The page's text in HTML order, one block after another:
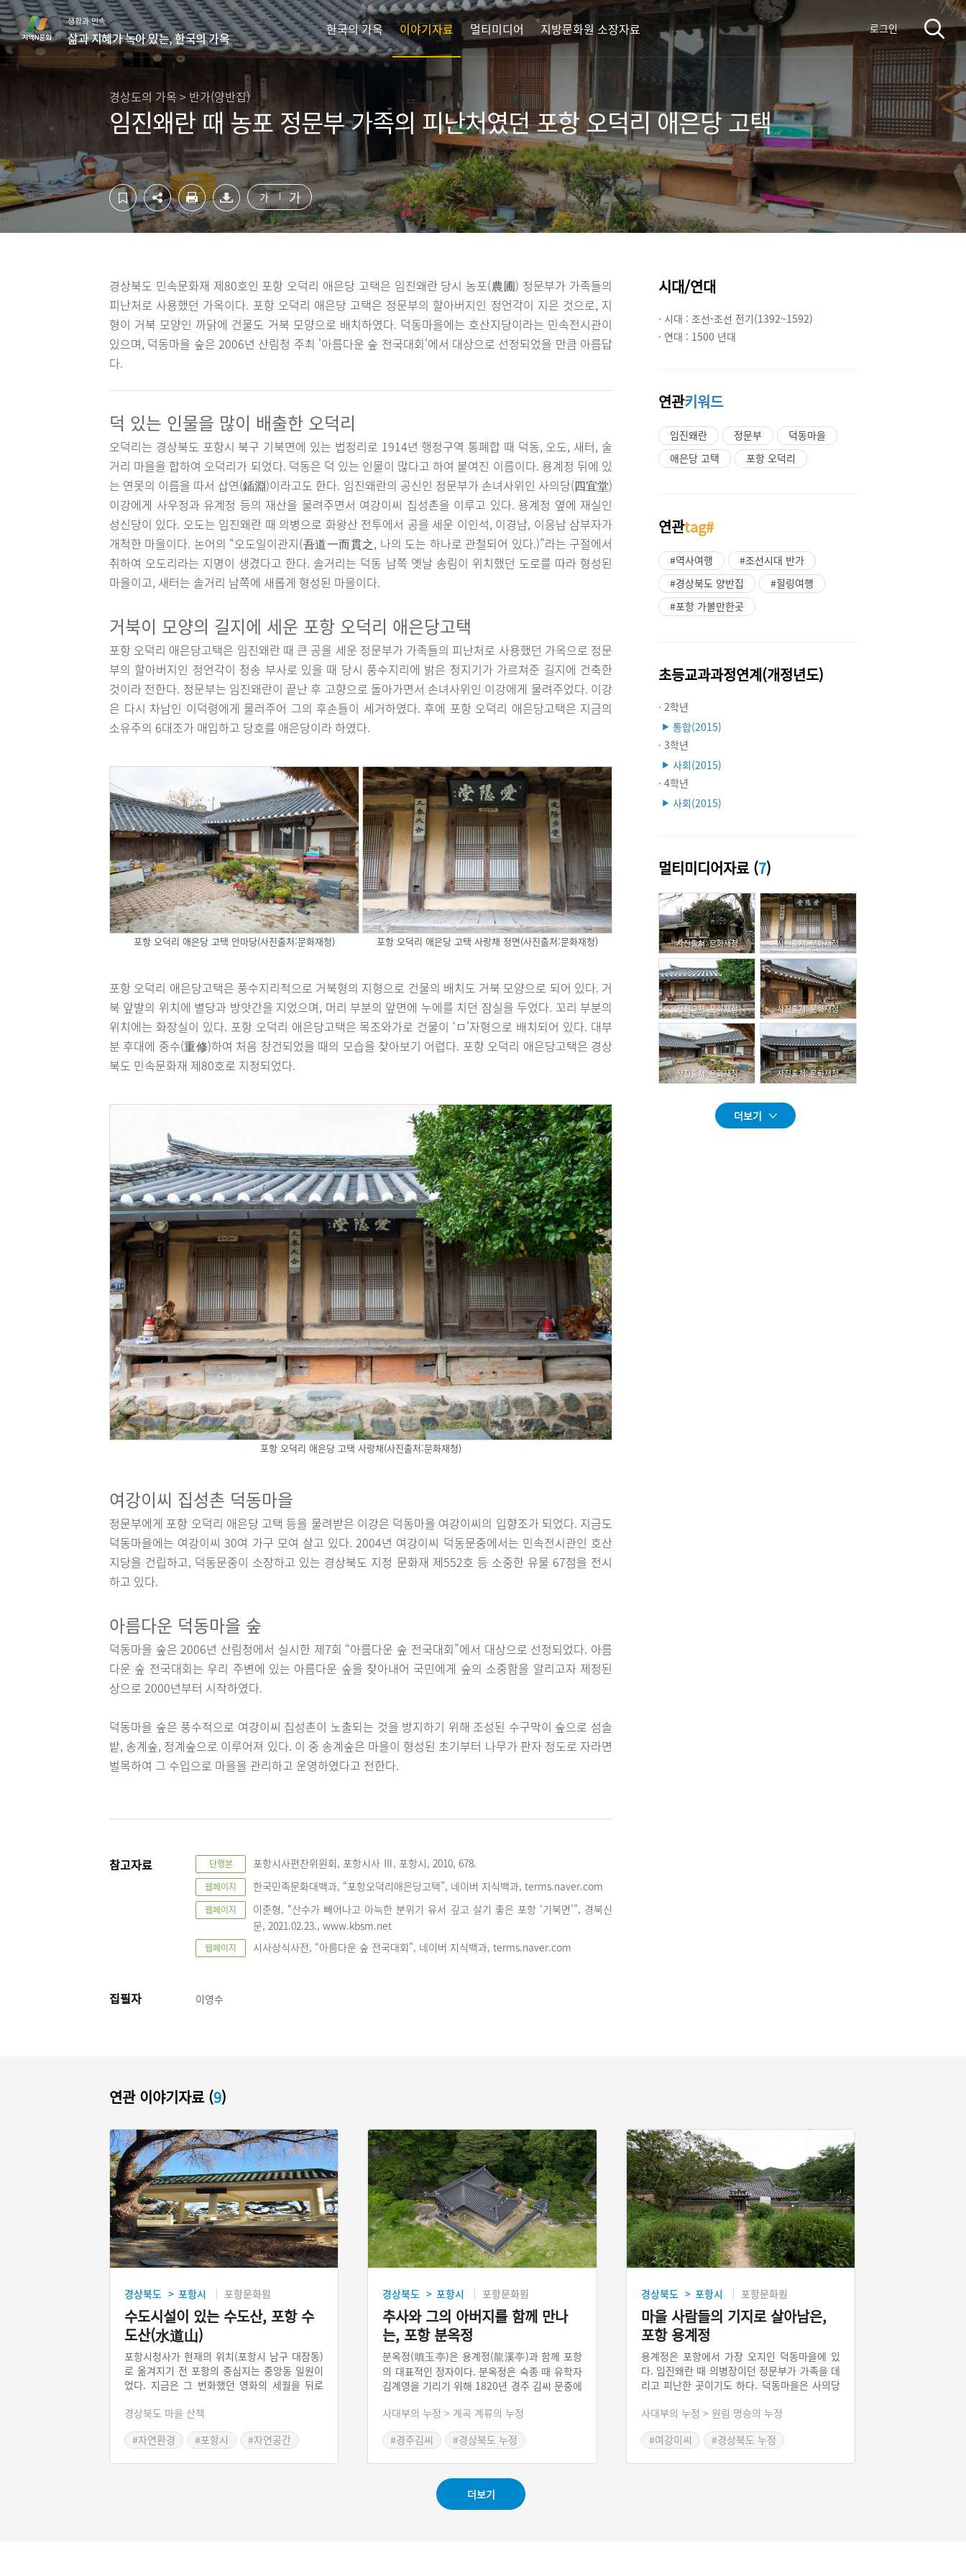
컨
텐
츠
영
가
하
단
영
역
기
생활과 민속
삶과 지혜가 녹아 있는, 한국의 가옥
한국의 가옥 이야기자료 멀티미디어 지방문화원 소장자료 로그인
경상도의 가옥 > 반가(양반집)
임진왜란 때 농포 정문부 가족의 피난처였던 포항 오덕리 애은당 고택
가 가
경상북도 민속문화재 제80호인 포항 오덕리 애은당 고택은 임진왜란 당시 농포(農圃) 정문부가 가족들의
피난처로 사용했던 가옥이다. 포항 오덕리 애은당 고택은 정문부의 할아버지인 정언각이 지은 것으로, 지
형이 거북 모양인 까닭에 건물도 거북 모양으로 배치하였다. 덕동마을에는 호산지당이라는 민속전시관이
있으며, 덕동마을 숲은 2006년 산림청 주최 '아름다운 숲 전국대회'에서 대상으로 선정되었을 만큼 아름답
다.
덕 있는 인물을 많이 배출한 오덕리
오덕리는 경상북도 포항시 북구 기북면에 있는 법정리로 1914년 행정구역 통폐합 때 덕동, 오도, 새터, 술
거리 마을을 합하여 오덕리가 되었다. 덕동은 덕 있는 인물이 많다고 하여 붙여진 이름이다. 용계정 뒤에 있
는 연못의 이름을 따서 삽연(鍤淵)이라고도 한다. 임진왜란의 공신인 정문부가 손녀사위인 사의당(四宜堂)
이강에게 사우정과 유계정 등의 재산을 물려주면서 여강이씨 집성촌을 이루고 있다. 용계정 옆에 재실인
성신당이 있다. 오도는 임진왜란 때 의병으로 화왕산 전투에서 공을 세운 이인석, 이경남, 이응남 삼부자가
개척한 마을이다. 논어의 “오도일이관지(吾道一而貫之, 나의 도는 하나로 관철되어 있다.)”라는 구절에서
취하여 오도리라는 지명이 생겼다고 한다. 솔거리는 덕동 남쪽 옛날 송림이 위치했던 도로를 따라 형성된
마을이고, 새터는 솔거리 남쪽에 새롭게 형성된 마을이다.
거북이 모양의 길지에 세운 포항 오덕리 애은당고택
포항 오덕리 애은당고택은 임진왜란 때 큰 공을 세운 정문부가 가족들의 피난처로 사용했던 가옥으로 정문
부의 할아버지인 정언각이 청송 부사로 있을 때 당시 풍수지리에 밝은 청지기가 가르쳐준 길지에 건축한
것이라 전한다. 정문부는 임진왜란이 끝난 후 고향으로 돌아가면서 손녀사위인 이강에게 물려주었다. 이강
은 다시 차남인 이덕령에게 물러주어 그의 후손들이 세거하였다. 후에 포항 오덕리 애은당고택은 지금의
소유주의 6대조가 매입하고 당호를 애은당이라 하였다.
포항 오덕리 애은당 고택 안마당(사진출처:문화재청) 포항 오덕리 애은당 고택 사랑채 정면(사진출처:문화재청)
포항 오덕리 애은당고택은 풍수지리적으로 거북형의 지형으로 건물의 배치도 거북 모양으로 되어 있다. 거
북 앞발의 위치에 별당과 방앗간을 지었으며, 머리 부분의 앞면에 누에를 치던 잠실을 두었다. 꼬리 부분의
위치에는 화장실이 있다. 포항 오덕리 애은당고택은 목조와가로 건물이 ‘ㅁ’자형으로 배치되어 있다. 대부
분 후대에 중수(重修)하여 처음 창건되었을 때의 모습을 찾아보기 어렵다. 포항 오덕리 애은당고택은 경상
북도 민속문화재 제80호로 지정되었다.
포항 오덕리 애은당 고택 사랑채(사진출처:문화재청)
여강이씨 집성촌 덕동마을
정문부에게 포항 오덕리 애은당 고택 등을 물려받은 이강은 덕동마을 여강이씨의 입향조가 되었다. 지금도
덕동마을에는 여강이씨 30여 가구 모여 살고 있다. 2004년 여강이씨 덕동문중에서는 민속전시관인 호산
지당을 건립하고, 덕동문중이 소장하고 있는 경상북도 지정 문화재 제552호 등 소중한 유물 67점을 전시
하고 있다.
아름다운 덕동마을 숲
덕동마을 숲은 2006년 산림청에서 실시한 제7회 “아름다운 숲 전국대회”에서 대상으로 선정되었다. 아름
다운 숲 전국대회는 우리 주변에 있는 아름다운 숲을 찾아내어 국민에게 숲의 소중함을 알리고자 제정된
상으로 2000년부터 시작하였다.
덕동마을 숲은 풍수적으로 여강이씨 집성촌이 노출되는 것을 방지하기 위해 조성된 수구막이 숲으로 섬솔
밭, 송계숲, 정계숲으로 이루어져 있다. 이 중 송계숲은 마을이 형성된 초기부터 나무가 판자 정도로 자라면
벌목하여 그 수입으로 마을을 관리하고 운영하였다고 전한다.
참고자료 단행본 포항시사편찬위원회, 포항시사 Ⅲ, 포항시, 2010, 678.
웹페이지 한국민족문화대백과, “포항오덕리애은당고택”, 네이버 지식백과, terms.naver.com
웹페이지
이준형, “산수가 빼어나고 아늑한 분위기 유서 깊고 살기 좋은 포항 ‘기북면’”, 경북신
문, 2021.02.23., www.kbsm.net
웹페이지 시사상식사전, “아름다운 숲 전국대회”, 네이버 지식백과, terms.naver.com
집필자 이영수
시대/연대
· 시대 : 조선-조선 전기(1392~1592)
· 연대 : 1500 년대
연관키워드
임진왜란 정문부
덕동마을
애은당 고택
포항 오덕리
연관tag#
#역사여행
#조선시대 반가
#경상북도 양반집
#힐링여행
#포항 가볼만한곳
초등교과과정연계(개정년도)
· 2학년
▶ 통합(2015)
· 3학년
▶ 사회(2015)
· 4학년
▶ 사회(2015)
멀티미디어자료 (7)
사진출처: 문화재청 사진출처: 문화재청
사진출처: 문화재청 사진출처: 문화재청
사진출처: 문화재청 사진출처: 문화재청
더보기
연관 이야기자료 (9)
경상북도 > 포항시 포항문화원
수도시설이 있는 수도산, 포항 수
도산(水道山)
포항시청사가 현재의 위치(포항시 남구 대잠동)
로 옮겨지기 전 포항의 중심지는 중앙동 일원이
었다. 지금은 그 번화했던 영화의 세월을 뒤로
한창 진행되고 있는 곳이다. 이곳에 나지막한 수
도산이 있다. 산은 도심 속 공원으로 사시사철
시민들의 사랑을 받으며 그 발길이 끊이지 않는
경상북도 마을 산책
#자연환경
#포항시 #자연공간
경상북도 > 포항시 포항문화원
추사와 그의 아버지를 함께 만나
는, 포항 분옥정
분옥정(噴玉亭)은 용계정(龍溪亭)과 함께 포항
의 대표적인 정자이다. 분옥정은 숙종 때 유학자
김계영을 기리기 위해 1820년 경주 김씨 문중에
‘청류헌’ 으로도 불리었다. 정자에는 여러 편액
과 기문이 걸려있다. 이 가운데 ‘용계정사’ ‘화수
정)’ 편액은 추사 김정희의 아버지 김노경이 쓴
정에 가면 우리나라 글씨의 대명사인 추사와 그
의 아버지 유당의 서체를 함께 만날 수 있다.
사대부의 누정 > 계곡 계류의 누정
#경주김씨
#경상북도 누정
경상북도 > 포항시 포항문화원
마을 사람들의 기지로 살아남은,
포항 용계정
용계정은 포항에서 가장 오지인 덕동마을에 있
다. 임진왜란 때 의병장이던 정문부가 가족을 데
리고 피난한 곳이기도 하다. 덕동마을은 사의당
이 사는 집성촌이다. 용계정은 여러 우여곡절을
겪으면서 현재에 이르고 있다. 마을 주민의 기지
가 없었으면 남아있지 못할 문화유산이다. 명승
사대부의 누정 > 원림 명승의 누정
#여강이씨
#경상북도 누정
더보기